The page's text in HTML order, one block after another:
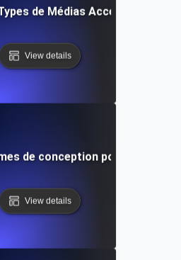
de Médias Accessibles ?
View details
de conception pour
View details